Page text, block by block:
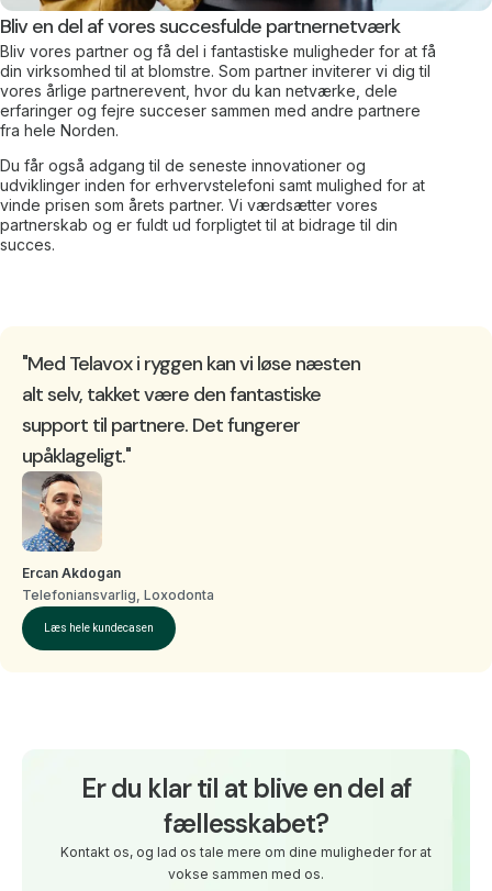
Bliv en del af vores succesfulde partnernetværk
Bliv vores partner og få del i fantastiske muligheder for at få
din virksomhed til at blomstre. Som partner inviterer vi dig til
vores årlige partnerevent, hvor du kan netværke, dele
erfaringer og fejre succeser sammen med andre partnere
fra hele Norden.
Du får også adgang til de seneste innovationer og
udviklinger inden for erhvervstelefoni samt mulighed for at
vinde prisen som årets partner. Vi værdsætter vores
partnerskab og er fuldt ud forpligtet til at bidrage til din
succes.
"Med Telavox i ryggen kan vi løse næsten
alt selv, takket være den fantastiske
support til partnere. Det fungerer
upåklageligt."
Ercan Akdogan
Telefoniansvarlig, Loxodonta
Læs hele kundecasen
Er du klar til at blive en del af
fællesskabet?
Kontakt os, og lad os tale mere om dine muligheder for at
vokse sammen med os.